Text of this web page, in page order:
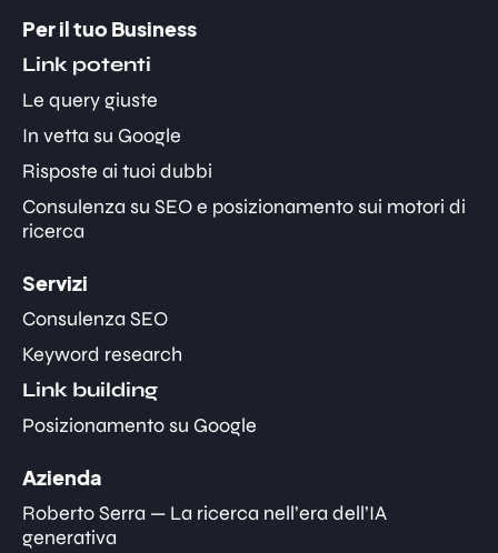
Per il tuo Business
Link potenti
Le query giuste
In vetta su Google
Risposte ai tuoi dubbi
Consulenza su SEO e posizionamento sui motori di
ricerca
Servizi
Consulenza SEO
Keyword research
Link building
Posizionamento su Google
Azienda
Roberto Serra — La ricerca nell’era dell’IA
generativa